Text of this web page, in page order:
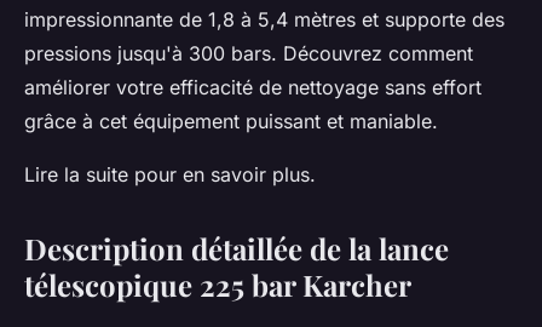
Baptiste•29 juillet 2024•3 min de lecture
impressionnante de 1,8 à 5,4 mètres et supporte des
pressions jusqu'à 300 bars. Découvrez comment
améliorer votre efficacité de nettoyage sans effort
grâce à cet équipement puissant et maniable.
Lire la suite pour en savoir plus.
Description détaillée de la lance
télescopique 225 bar Karcher